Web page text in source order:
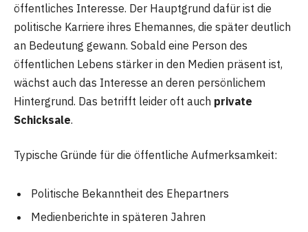
öffentliches Interesse. Der Hauptgrund dafür ist die
politische Karriere ihres Ehemannes, die später deutlich
an Bedeutung gewann. Sobald eine Person des
öffentlichen Lebens stärker in den Medien präsent ist,
wächst auch das Interesse an deren persönlichem
Hintergrund. Das betrifft leider oft auch private
Schicksale.
Typische Gründe für die öffentliche Aufmerksamkeit:
Politische Bekanntheit des Ehepartners
Medienberichte in späteren Jahren